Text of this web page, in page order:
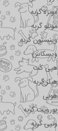
مونژه گربه
مونلو گربه
وینستون گربه
ویسکاس
هپی کت
هیلز گربه
هوبی
یوروپت گربه
ونپی گربه